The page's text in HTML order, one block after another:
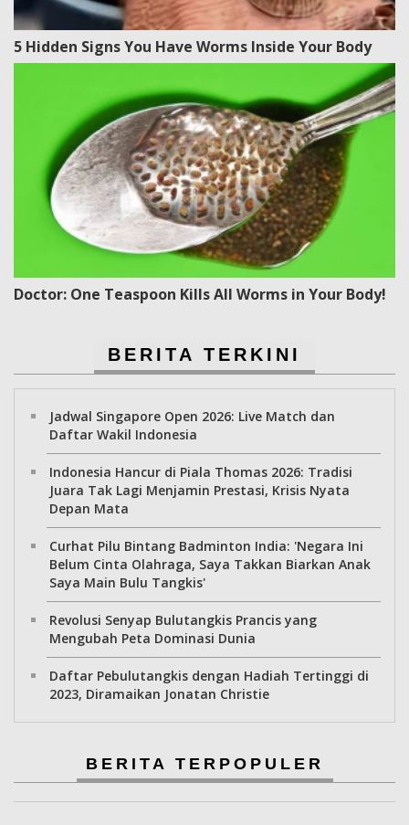
5 Hidden Signs You Have Worms Inside Your Body
Doctor: One Teaspoon Kills All Worms in Your Body!
BERITA TERKINI
Jadwal Singapore Open 2026: Live Match dan
Daftar Wakil Indonesia
Indonesia Hancur di Piala Thomas 2026: Tradisi
Juara Tak Lagi Menjamin Prestasi, Krisis Nyata
Depan Mata
Curhat Pilu Bintang Badminton India: 'Negara Ini
Belum Cinta Olahraga, Saya Takkan Biarkan Anak
Saya Main Bulu Tangkis'
Revolusi Senyap Bulutangkis Prancis yang
Mengubah Peta Dominasi Dunia
Daftar Pebulutangkis dengan Hadiah Tertinggi di
2023, Diramaikan Jonatan Christie
BERITA TERPOPULER